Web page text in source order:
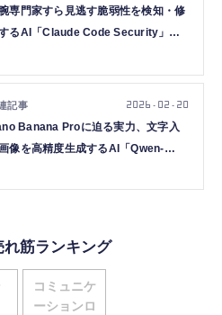
専門家すら見逃す脆弱性を検知・修
るAI「Claude Code Security」登
ローズアップ）
Banana Proに迫る実力、文字入
像を高精度生成するAI「Qwen-
とやり合える軽量AI「Step 3.5
2026.02.20
筋ランキング
コミュニケ
ーションロ